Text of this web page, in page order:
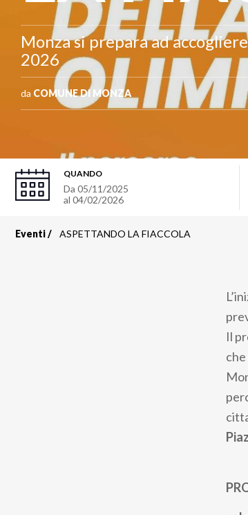
Monza si prepara ad
2026
da COMUNE DI MONZA
QUANDO
Da 05/11/2025
al 04/02/2026
Eventi ASPETTANDO LA FIACCOLA
Il